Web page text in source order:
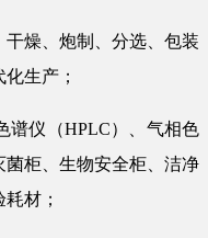
干燥、炮制、分选、包装
生产；
谱仪（HPLC）、气相色
柜、生物安全柜、洁净
材；